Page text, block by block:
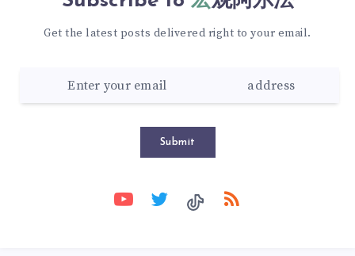
Get the latest posts delivered right to your email.
Submit